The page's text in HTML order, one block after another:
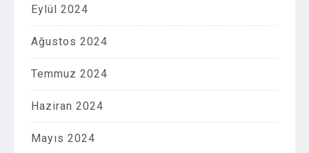
Eylül 2024
Ağustos 2024
Temmuz 2024
Haziran 2024
Mayıs 2024